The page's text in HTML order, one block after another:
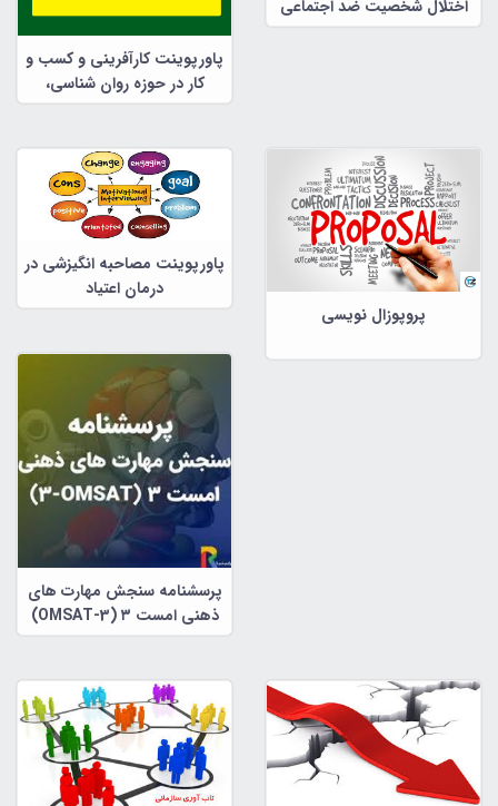
اختلال شخصیت ضد اجتماعی
پاورپوینت کارآفرینی و کسب و
کار در حوزه روان شناسی،
مشاوره و علوم تربیتی
پروپوزال نویسی
پاورپوینت مصاحبه انگیزشی در
درمان اعتیاد
پرسشنامه سنجش مهارت های
ذهنی امست ۳ (OMSAT-3)